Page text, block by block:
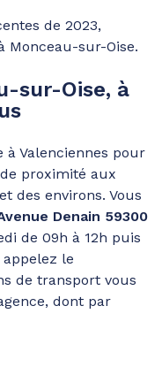
de 2023,
Monceau-sur-Oise.
sur-Oise, à
à Valenciennes pour
proximité aux
des environs. Vous
Denain 59300
de 09h à 12h puis
appelez le
de transport vous
dont par